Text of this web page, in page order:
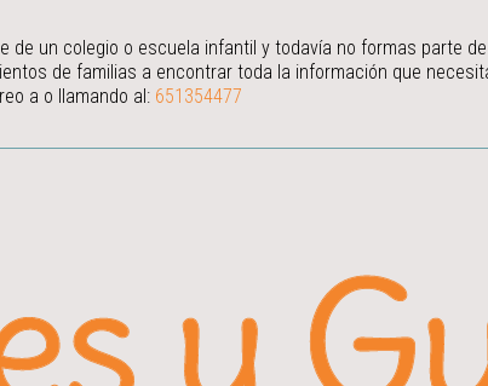
de un colegio o escuela infantil y todavía no formas parte
de familias a encontrar toda la información que
a o llamando al: 651354477